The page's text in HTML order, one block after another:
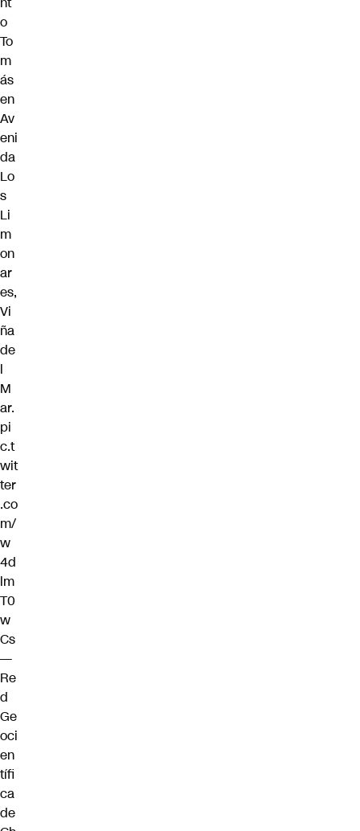
o
To
m
ás
en
Av
eni
da
Lo
s
Li
m
on
ar
es,
Vi
ña
de
l
M
ar.
pi
c.t
wit
ter
.co
m/
w
4d
lm
T0
w
Cs
—
Re
d
Ge
oci
en
tífi
ca
de